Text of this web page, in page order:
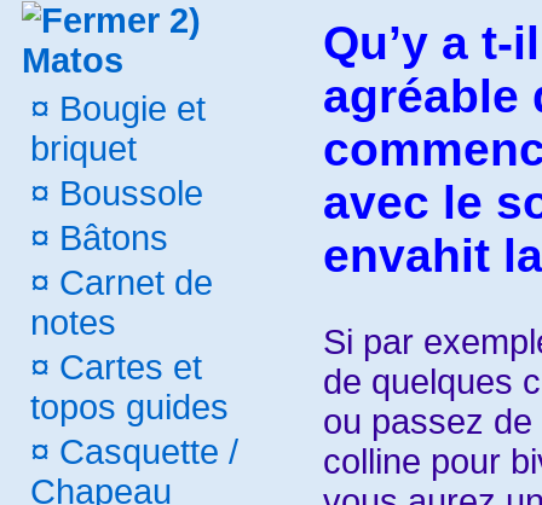
2)
Matos
¤ Bougie et
briquet
¤ Boussole
¤ Bâtons
¤ Carnet de
notes
¤ Cartes et
topos guides
¤ Casquette /
Chapeau
Qu’y a t-
agréable
avec le
envahit
Si par
de quelques
ou passez de
colline pour